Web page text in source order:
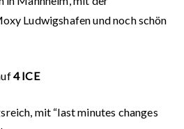
Ludwigshafen und noch schön
4 ICE
mit “last minutes changes